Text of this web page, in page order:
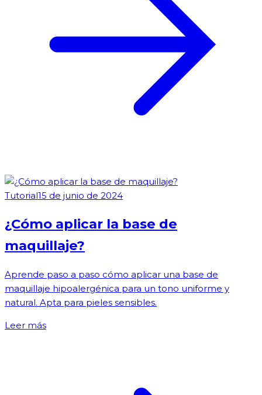
Tutorial15 de junio de 2024
¿Cómo aplicar la base de
maquillaje?
Aprende paso a paso cómo aplicar una base de
maquillaje hipoalergénica para un tono uniforme y
natural. Apta para pieles sensibles.
Leer más